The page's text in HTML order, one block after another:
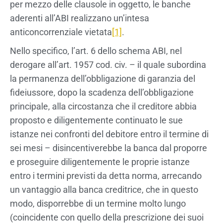
per mezzo delle clausole in oggetto, le banche
aderenti all’ABI realizzano un’intesa
anticoncorrenziale vietata[1].
Nello specifico, l’art. 6 dello schema ABI, nel
derogare all’art. 1957 cod. civ. – il quale subordina
la permanenza dell’obbligazione di garanzia del
fideiussore, dopo la scadenza dell’obbligazione
principale, alla circostanza che il creditore abbia
proposto e diligentemente continuato le sue
istanze nei confronti del debitore entro il termine di
sei mesi – disincentiverebbe la banca dal proporre
e proseguire diligentemente le proprie istanze
entro i termini previsti da detta norma, arrecando
un vantaggio alla banca creditrice, che in questo
modo, disporrebbe di un termine molto lungo
(coincidente con quello della prescrizione dei suoi